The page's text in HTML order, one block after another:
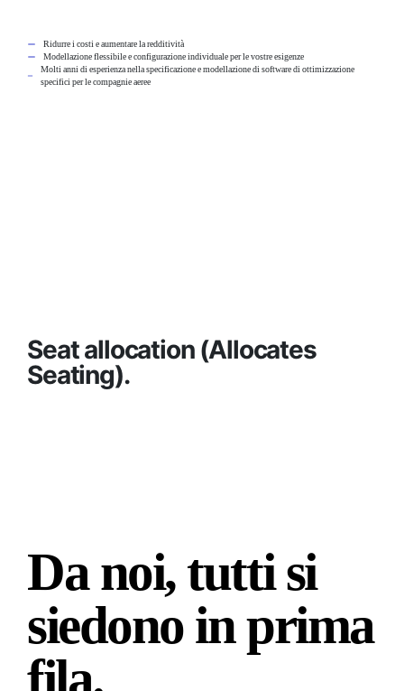
Ridurre i costi e aumentare la redditività
Modellazione flessibile e configurazione individuale per le vostre esigenze
Molti anni di esperienza nella specificazione e modellazione di software di ottimizzazione
specifici per le compagnie aeree
Seat allocation (Allocates
Seating).
Da noi, tutti si
siedono in prima
fila.